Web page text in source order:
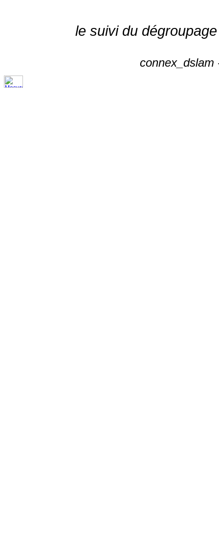
le suivi du
connex_dslam